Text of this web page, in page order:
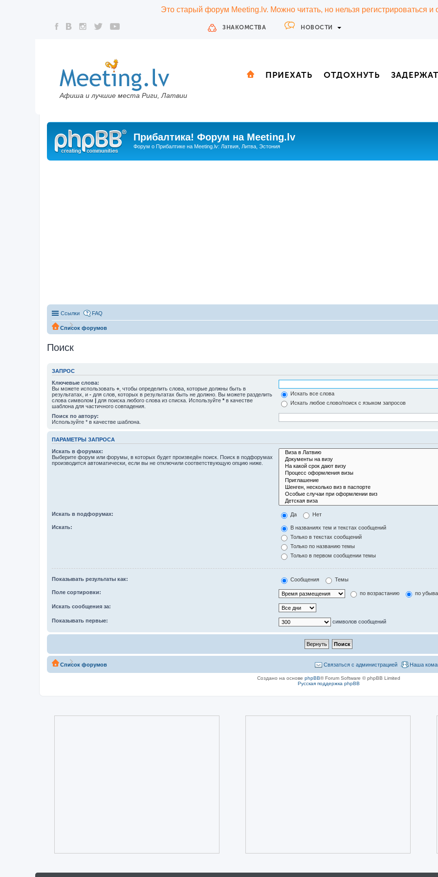
Это старый форум Meeting.lv. Можно читать, но нельзя регистрироваться и
ЗНАКОМСТВА НОВОСТИ
Афиша и лучшие места Риги, Латвии
ПРИЕХАТЬ ОТДОХНУТЬ
Прибалтика! Форум на Meeting.lv
Форум о Прибалтике на Meeting.lv: Латвия, Литва, Эстония
Ссылки FAQ
Список форумов
Поиск
ЗАПРОС
Ключевые слова:
Вы можете использовать + , чтобы определить слова, которые должны быть в
результатах, и - для слов, которых в результатах быть не должно. Вы можете разделить
слова символом
для поиска любого слова из списка. Используйте * в качестве
шаблона для частичного совпадения.
Искать все слова
Искать любое слово/поиск с языком запросов
Поиск по автору:
Используйте * в качестве шаблона.
ПАРАМЕТРЫ ЗАПРОСА
Искать в форумах:
Выберите форум или форумы, в которых будет произведён поиск. Поиск в подфорумах
производится автоматически, если вы не отключили соответствующую опцию ниже.
Искать в подфорумах: Да Нет
Искать:
В названиях тем и текстах сообщений
Только в текстах сообщений
Только по названию темы
Только в первом сообщении темы
Показывать результаты как: Сообщения Темы
Поле сортировки: по возрастанию по
Искать сообщения за:
Показывать первые: символов сообщений
Список форумов Наша
Связаться с администрацией
Создано на основе phpBB® Forum Software © phpBB Limited
Русская поддержка phpBB